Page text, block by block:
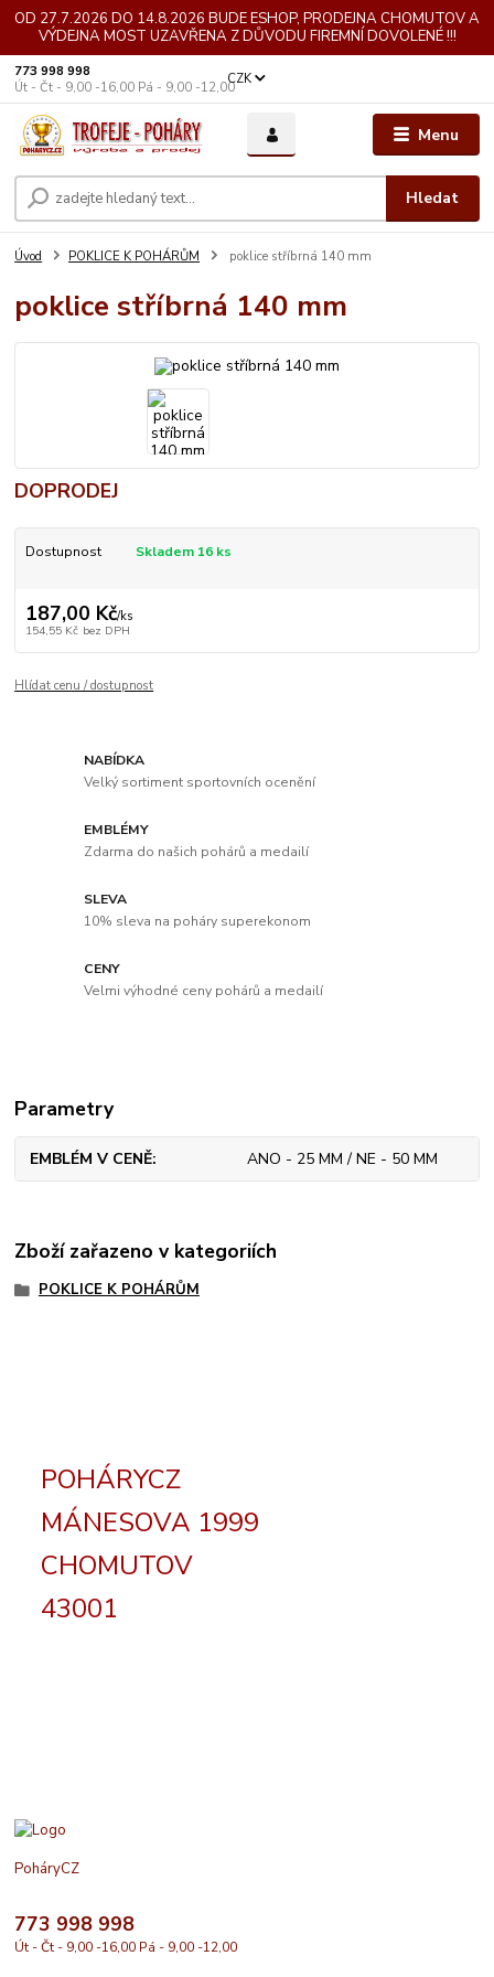
OD 27.7.2026 DO 14.8.2026 BUDE ESHOP, PRODEJNA CHOMUTOV A
VÝDEJNA MOST UZAVŘENA Z DŮVODU FIREMNÍ DOVOLENÉ !!!
Menu
CZK
Hledat
773 998 998
Út - Čt - 9,00 -16,00 Pá - 9,00 -12,00
Úvod POKLICE K POHÁRŮM poklice stříbrná 140 mm
poklice stříbrná 140 mm
DOPRODEJ
Dostupnost Skladem 16 ks
187,00 Kč/ks
154,55 Kč bez DPH
Hlídat cenu / dostupnost
NABÍDKA
Velký sortiment sportovních ocenění
EMBLÉMY
Zdarma do našich pohárů a medailí
SLEVA
10% sleva na poháry superekonom
CENY
Velmi výhodné ceny pohárů a medailí
Parametry
EMBLÉM V CENĚ ANO - 25 MM / NE - 50 MM
Zboží zařazeno v kategoriích
POKLICE K POHÁRŮM
POHÁRYCZ
MÁNESOVA 1999
CHOMUTOV
43001
PoháryCZ
773 998 998
Út - Čt - 9,00 -16,00 Pá - 9,00 -12,00